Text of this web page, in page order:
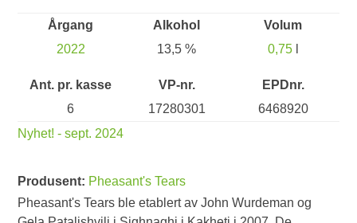
Årgang
2022
Alkohol
13,5 %
Volum
0,75l
Ant. pr. kasse
6
VP-nr.
17280301
EPDnr.
6468920
Nyhet! - sept. 2024
Produsent: Pheasant's Tears
Pheasant's Tears ble etablert av John Wurdeman og